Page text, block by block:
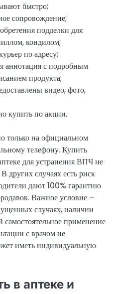
быстро;
сопровождение;
подделки для
кондилом;
по адресу;
аннотация с подробным
продукта;
видео, фото,
купить по акции.
только на официальном
телефону. Купить
для устранения ВПЧ не
других случаях есть риск
дают 100% гарантию
Важное условие –
случаях, наличии
применение
с врачом не
иметь индивидуальную
в аптеке и